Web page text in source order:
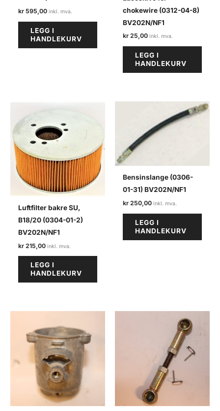
kr 595,00
LEGG I
HANDLEKURV
chokewire (0312-04-8)
BV202N/NF1
kr 25,00
LEGG I
HANDLEKURV
Luftfilter bakre SU,
B18/20 (0304-01-2)
BV202N/NF1
kr 215,00
LEGG I
HANDLEKURV
Bensinslange (0306-
01-31) BV202N/NF1
kr 250,00
LEGG I
HANDLEKURV